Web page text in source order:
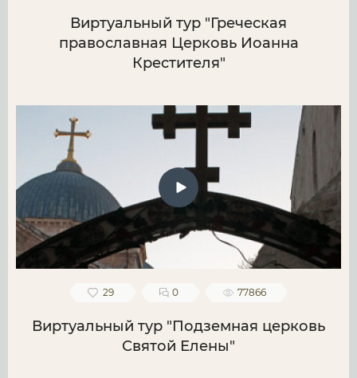
Виртуальный тур "Греческая
православная Церковь Иоанна
Крестителя"
29 0 77866
Виртуальный тур "Подземная церковь
Святой Елены"